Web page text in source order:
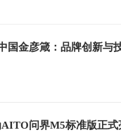
国金彦箴：品牌创新与
问界M5标准版正式